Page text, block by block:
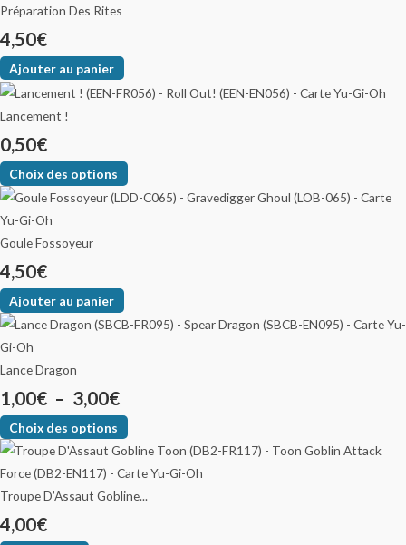
Préparation Des Rites
4,50€
Ajouter au panier
Lancement !
0,50€
Choix des options
Goule Fossoyeur
4,50€
Ajouter au panier
Lance Dragon
1,00€ – 3,00€
Choix des options
Troupe D’Assaut Gobline...
4,00€